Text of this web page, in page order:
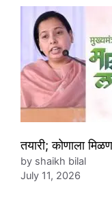
तयारी; कोणाला
by shaikh bilal
July 11, 2026